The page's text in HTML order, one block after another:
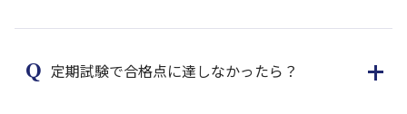
定期試験で合格点に達しなかったら？